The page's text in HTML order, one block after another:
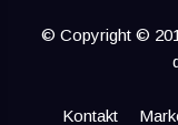
© Copyright ©
Kontakt